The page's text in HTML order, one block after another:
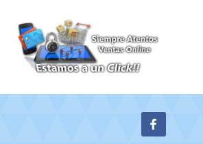
Ir
a
la
navegación
Ir
al
contenido
Inicio